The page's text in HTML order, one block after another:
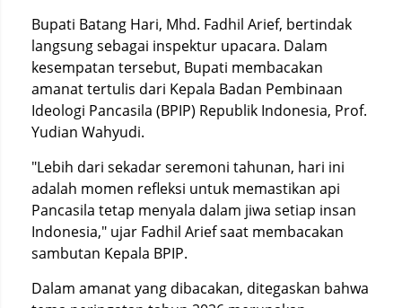
Bupati Batang Hari, Mhd. Fadhil Arief, bertindak
langsung sebagai inspektur upacara. Dalam
kesempatan tersebut, Bupati membacakan
amanat tertulis dari Kepala Badan Pembinaan
Ideologi Pancasila (BPIP) Republik Indonesia, Prof.
Yudian Wahyudi.
"Lebih dari sekadar seremoni tahunan, hari ini
adalah momen refleksi untuk memastikan api
Pancasila tetap menyala dalam jiwa setiap insan
Indonesia," ujar Fadhil Arief saat membacakan
sambutan Kepala BPIP.
Dalam amanat yang dibacakan, ditegaskan bahwa